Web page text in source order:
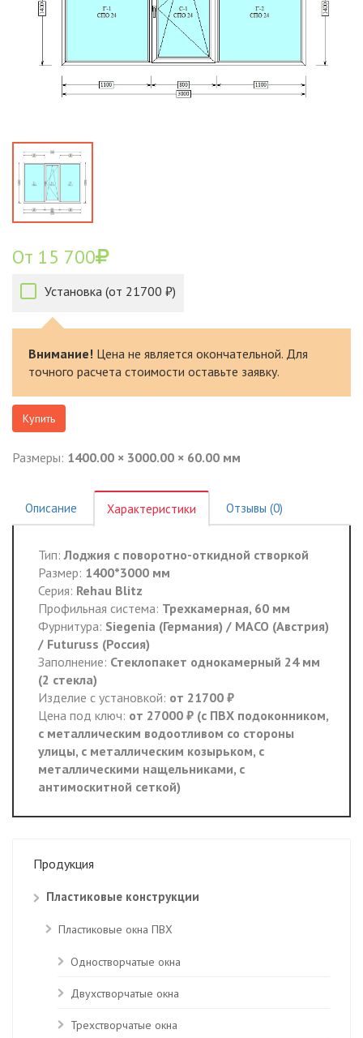
От 15 700
Установка (от 21700 ₽)
Внимание! Цена не является окончательной. Для
точного расчета стоимости оставьте заявку.
Купить
Размеры: 1400.00 × 3000.00 × 60.00 мм
Описание Характеристики Отзывы (0)
Тип:Лоджия с поворотно-откидной створкой
Размер: 1400*3000 мм
Серия: Rehau Blitz
Профильная система: Трехкамерная, 60 мм
Фурнитура: Siegenia (Германия) / MACO (Австрия)
/ Futuruss (Россия)
Заполнение: Стеклопакет однокамерный 24 мм
(2 стекла)
Изделие с установкой: от 21700 ₽
Цена под ключ: от 27000 ₽ (с ПВХ подоконником,
с металлическим водоотливом со стороны
улицы, с металлическим козырьком, с
металлическими нащельниками, с
антимоскитной сеткой)
Продукция
Пластиковые конструкции
Пластиковые окна ПВХ
Одностворчатые окна
Двухстворчатые окна
Трехстворчатые окна